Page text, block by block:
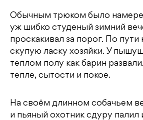
Обычным трюком было
уж шибко студеный зимний
проскакивал за порог. По
скупую ласку хозяйки. У
теплом полу как барин
тепле, сытости и покое.
На своём длинном собачьем
и пьяный охотник сдуру палил